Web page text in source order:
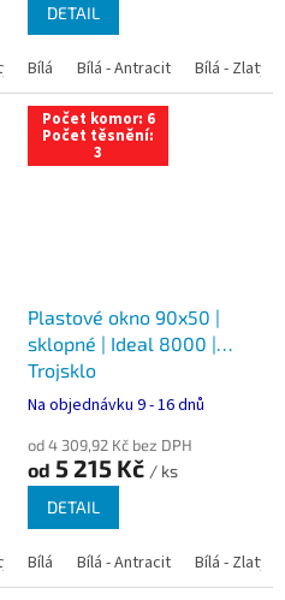
dub Bílá - Tmavý dub Bílá -
DETAIL
Bílá Bílá - Antracit Bílá - Zlatý
dub Bílá - Tmavý dub Bílá -
Počet komor: 6
Počet těsnění:
3
Plastové okno 90x50 |
sklopné | Ideal 8000 |
Trojsklo
Na objednávku 9 - 16 dnů
od 4 309,92 Kč bez DPH
od 5 215 Kč / ks
DETAIL
Bílá Bílá - Antracit Bílá - Zlatý